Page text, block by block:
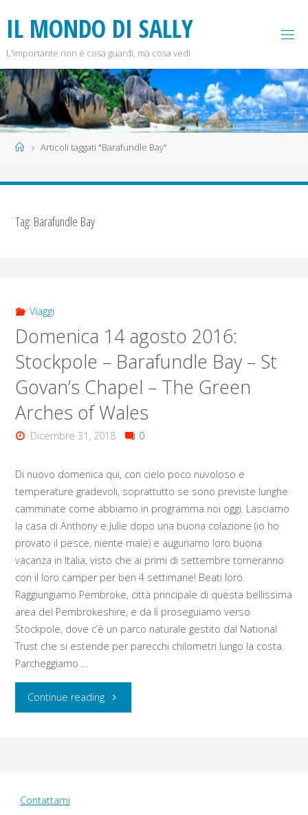
contenuto
IL MONDO DI SALLY
L'importante non è cosa guardi, ma cosa vedi
HomeArticoli taggati "Barafundle Bay"
Tag: Barafundle Bay
Viaggi
Domenica 14 agosto 2016:
Stockpole – Barafundle Bay – St
Govan’s Chapel – The Green
Arches of Wales
Dicembre 31, 2018 0
Di nuovo domenica qui, con cielo poco nuvoloso e
temperature gradevoli, soprattutto se sono previste lunghe
camminate come abbiamo in programma noi oggi. Lasciamo
la casa di Anthony e Julie dopo una buona colazione (io ho
provato il pesce, niente male) e auguriamo loro buona
vacanza in Italia, visto che ai primi di settembre torneranno
con il loro camper per ben 4 settimane! Beati loro.
Raggiungiamo Pembroke, città principale di questa bellissima
area del Pembrokeshire, e da lì proseguiamo verso
Stockpole, dove c’è un parco naturale gestito dal National
Trust che si estende per parecchi chilometri lungo la costa.
Parcheggiamo …
Continue reading"Domenica
Contattami